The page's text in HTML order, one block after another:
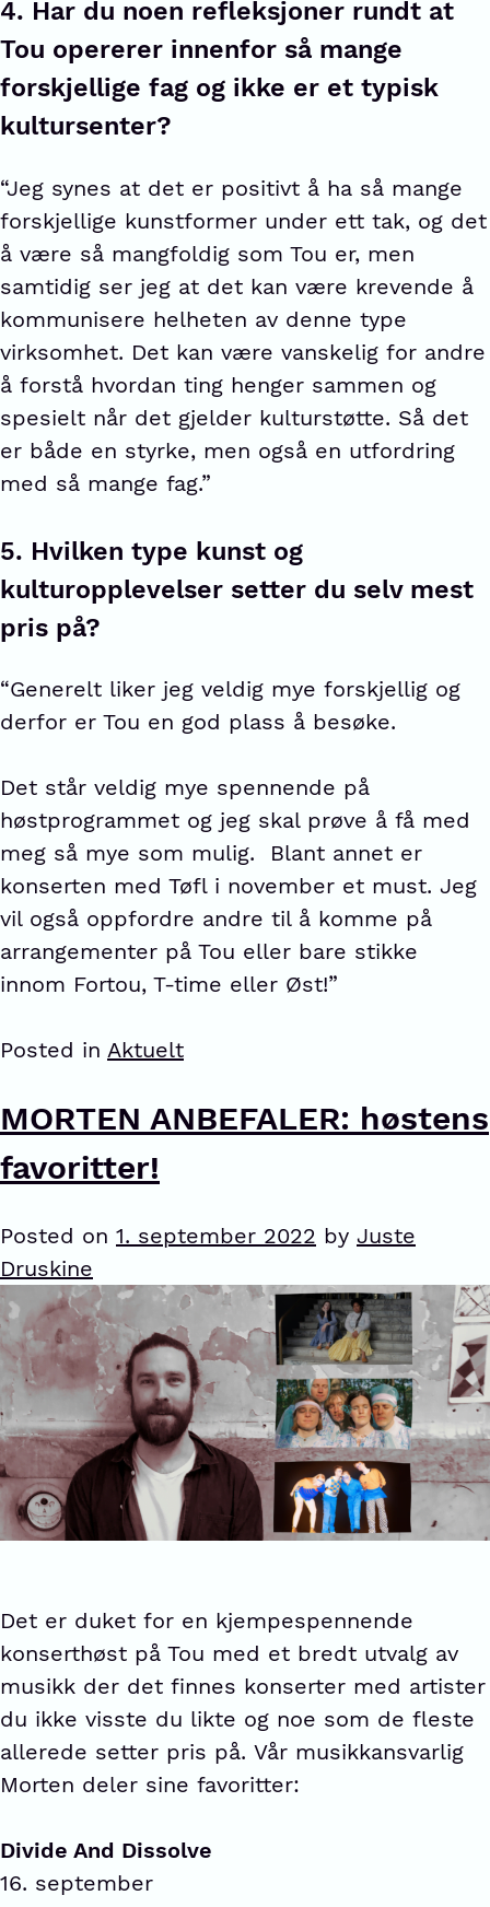
4. Har du noen refleksjoner rundt at
Tou opererer innenfor så mange
forskjellige fag og ikke er et typisk
kultursenter?
“Jeg synes at det er positivt å ha så mange
forskjellige kunstformer under ett tak, og det
å være så mangfoldig som Tou er, men
samtidig ser jeg at det kan være krevende å
kommunisere helheten av denne type
virksomhet. Det kan være vanskelig for andre
å forstå hvordan ting henger sammen og
spesielt når det gjelder kulturstøtte. Så det
er både en styrke, men også en utfordring
med så mange fag.”
5. Hvilken type kunst og
kulturopplevelser setter du selv mest
pris på?
“Generelt liker jeg veldig mye forskjellig og
derfor er Tou en god plass å besøke.
Det står veldig mye spennende på
høstprogrammet og jeg skal prøve å få med
meg så mye som mulig. Blant annet er
konserten med Tøfl i november et must. Jeg
vil også oppfordre andre til å komme på
arrangementer på Tou eller bare stikke
innom Fortou, T-time eller Øst!”
Posted in Aktuelt
MORTEN ANBEFALER: høstens
favoritter!
Posted on 1. september 2022 by Juste
Druskine
Det er duket for en kjempespennende
konserthøst på Tou med et bredt utvalg av
musikk der det finnes konserter med artister
du ikke visste du likte og noe som de fleste
allerede setter pris på. Vår musikkansvarlig
Morten deler sine favoritter:
Divide And Dissolve
16. september